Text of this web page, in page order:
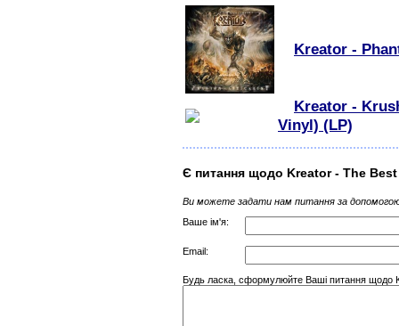
Kreator -
Kreator -
Vinyl) (LP)
Є питання щодо Kreator - The Best
Ви можете задати нам питання за
Ваше ім'я:
Email:
Будь ласка, сформулюйте Ваші питання щодо